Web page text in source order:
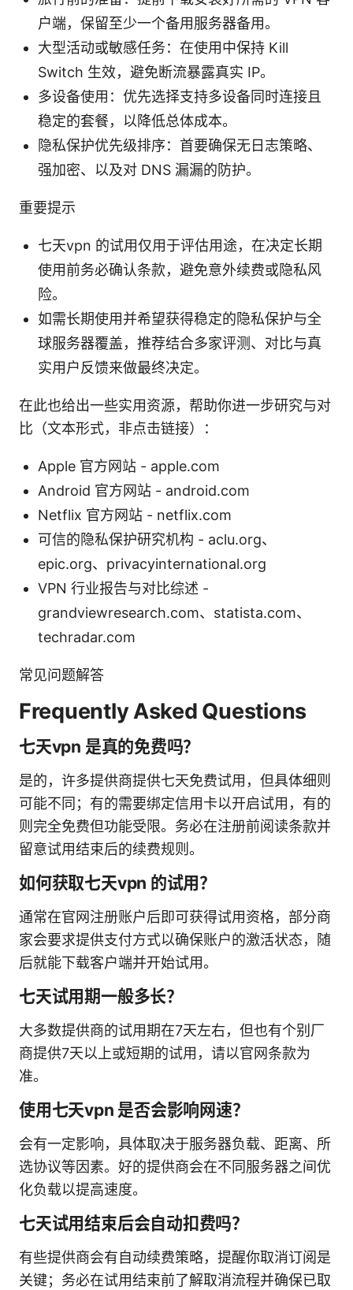
户端，保留至少一个备用服务器备用。
大型活动或敏感任务：在使用中保持 Kill
Switch 生效，避免断流暴露真实 IP。
多设备使用：优先选择支持多设备同时连接且
稳定的套餐，以降低总体成本。
隐私保护优先级排序：首要确保无日志策略、
强加密、以及对 DNS 漏漏的防护。
重要提示
七天vpn 的试用仅用于评估用途，在决定长期
使用前务必确认条款，避免意外续费或隐私风
险。
如需长期使用并希望获得稳定的隐私保护与全
球服务器覆盖，推荐结合多家评测、对比与真
实用户反馈来做最终决定。
在此也给出一些实用资源，帮助你进一步研究与对
比（文本形式，非点击链接）：
Apple 官方网站 - apple.com
Android 官方网站 - android.com
Netflix 官方网站 - netflix.com
可信的隐私保护研究机构 - aclu.org、
epic.org、privacyinternational.org
VPN 行业报告与对比综述 -
grandviewresearch.com、statista.com、
techradar.com
常见问题解答
Frequently Asked Questions
七天vpn 是真的免费吗？
是的，许多提供商提供七天免费试用，但具体细则
可能不同；有的需要绑定信用卡以开启试用，有的
则完全免费但功能受限。务必在注册前阅读条款并
留意试用结束后的续费规则。
如何获取七天vpn 的试用？
通常在官网注册账户后即可获得试用资格，部分商
家会要求提供支付方式以确保账户的激活状态，随
后就能下载客户端并开始试用。
七天试用期一般多长？
大多数提供商的试用期在7天左右，但也有个别厂
商提供7天以上或短期的试用，请以官网条款为
准。
使用七天vpn 是否会影响网速？
会有一定影响，具体取决于服务器负载、距离、所
选协议等因素。好的提供商会在不同服务器之间优
化负载以提高速度。
七天试用结束后会自动扣费吗？
有些提供商会有自动续费策略，提醒你取消订阅是
关键；务必在试用结束前了解取消流程并确保已取